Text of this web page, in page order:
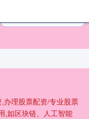
办理股票配资/专业股票
,如区块链、人工智能